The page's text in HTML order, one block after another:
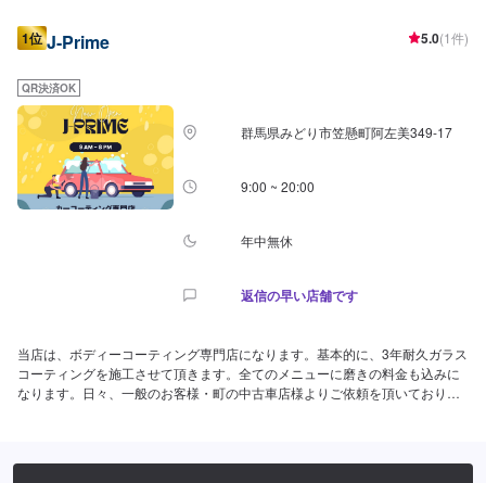
1位 J-Prime 5.0(1件)
QR決済OK
群馬県みどり市笠懸町阿左美349-17
9:00 ~ 20:00
年中無休
返信の早い店舗です
当店は、ボディーコーティング専門店になります。基本的に、3年耐久ガラス
コーティングを施工させて頂きます。全てのメニューに磨きの料金も込みに
なります。日々、一般のお客様・町の中古車店様よりご依頼を頂いておりま